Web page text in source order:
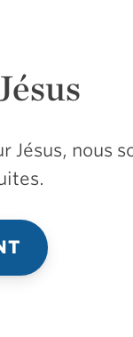
Jésus, nous